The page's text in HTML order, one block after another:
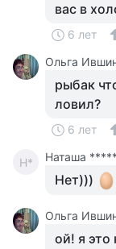
вас в
6 лет
Ольга
рыбак
ловил?
6 лет
Н* Наташа
Нет)))
Ольга
ой! я